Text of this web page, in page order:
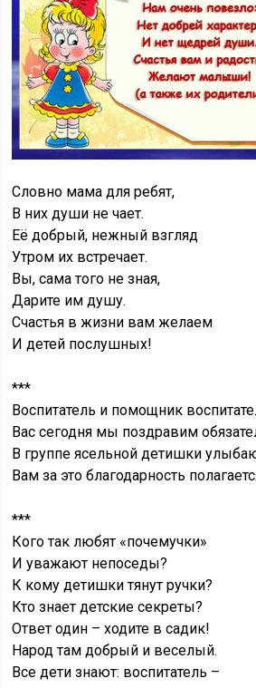
Словно мама для ребят,
В них души не чает.
Её добрый, нежный взгляд
Утром их встречает.
Вы, сама того не зная,
Дарите им душу.
Счастья в жизни вам желаем
И детей послушных!
***
Воспитатель и помощник
Вас сегодня мы поздравим
В группе ясельной детишки
Вам за это благодарность
***
Кого так любят «почемучки»
И уважают непоседы?
К кому детишки тянут ручки?
Кто знает детские секреты?
Ответ один – ходите в садик!
Народ там добрый и веселый.
Все дети знают: воспитатель –